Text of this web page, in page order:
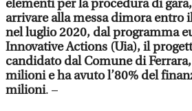
elementi per la procedura di
arrivare alla messa dimora entro
nel luglio 2020, dal programma
Innovative Actions (Uia), il
candidato dal Comune di
milioni e ha avuto l’80% del
milioni. –